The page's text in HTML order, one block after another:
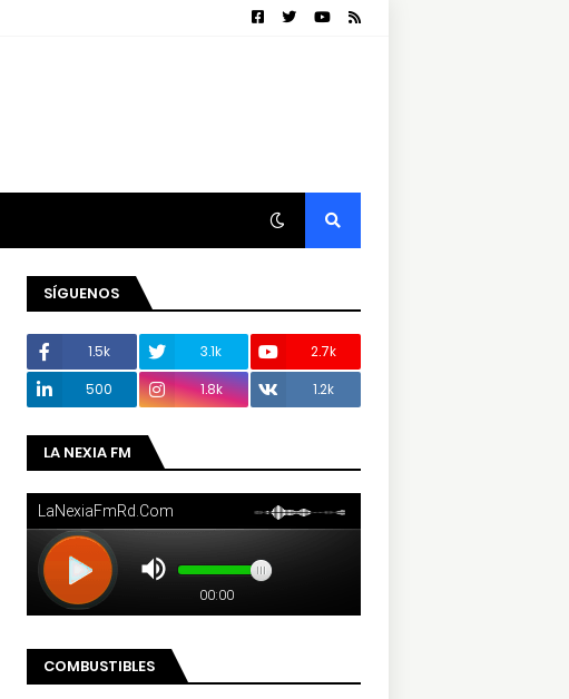
SÍGUENOS
1.5k 3.1k
2.7k
500
1.8k 1.2k
LA NEXIA FM
COMBUSTIBLES